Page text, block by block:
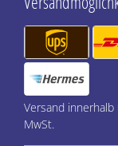
Versand
MwSt.